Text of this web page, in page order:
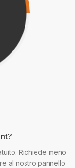
Richiede meno
al nostro pannello